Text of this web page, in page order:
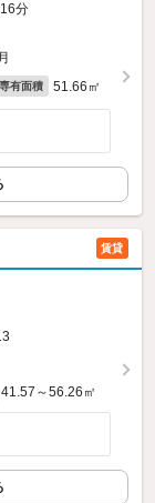
分
専有面積 51.66㎡
賃貸
41.57～56.26㎡